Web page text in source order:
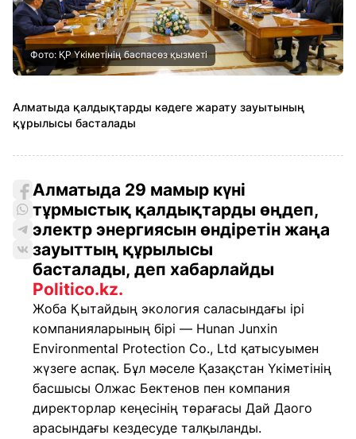
Фото: ҚР Үкіметінің баспасөз қызметі
Алматыда қалдықтарды кәдеге жарату зауытының
құрылысы басталады
Алматыда 29 мамыр күні
тұрмыстық қалдықтарды өңдеп,
электр энергиясын өндіретін жаңа
зауыттың құрылысы
басталады, деп хабарлайды
Politico.kz.
Жоба Қытайдың экология саласындағы ірі
компанияларының бірі — Hunan Junxin
Environmental Protection Co., Ltd қатысуымен
жүзеге аспақ. Бұл мәселе Қазақстан Үкіметінің
басшысы Олжас Бектенов пен компания
директорлар кеңесінің төрағасы Дай Даого
арасындағы кездесуде талқыланды.